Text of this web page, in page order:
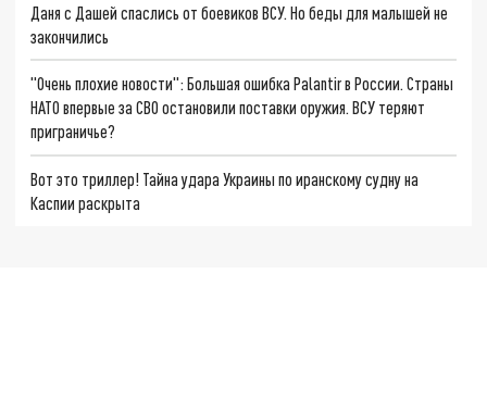
Даня с Дашей спаслись от боевиков ВСУ. Но беды для малышей не
закончились
"Очень плохие новости": Большая ошибка Palantir в России. Страны
НАТО впервые за СВО остановили поставки оружия. ВСУ теряют
приграничье?
Вот это триллер! Тайна удара Украины по иранскому судну на
Каспии раскрыта